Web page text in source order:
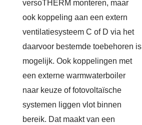
versoTHERM monteren, maar
ook koppeling aan een extern
ventilatiesysteem C of D via het
daarvoor bestemde toebehoren is
mogelijk. Ook koppelingen met
een externe warmwaterboiler
naar keuze of fotovoltaïsche
systemen liggen vlot binnen
bereik. Dat maakt van een